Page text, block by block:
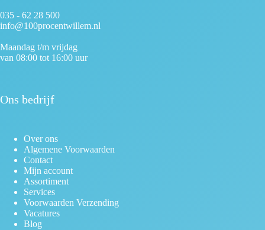
035 - 62 28 500
info@100procentwillem.nl
Maandag t/m vrijdag
van 08:00 tot 16:00 uur
Ons bedrijf
Over ons
Algemene Voorwaarden
Contact
Mijn account
Assortiment
Services
Voorwaarden Verzending
Vacatures
Blog